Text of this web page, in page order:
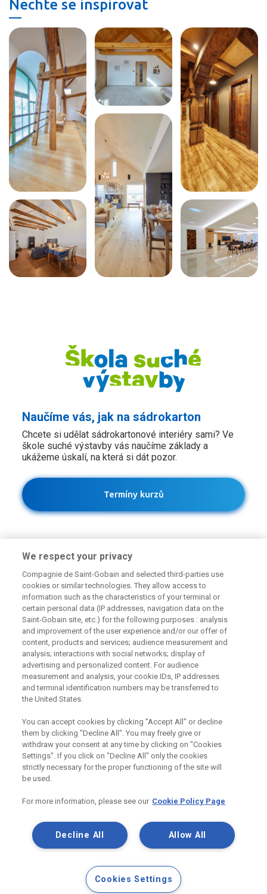
Nechte se inspirovat
Naučíme vás, jak na sádrokarton
Chcete si udělat sádrokartonové interiéry sami? Ve
škole suché výstavby vás naučíme základy a
ukážeme úskalí, na která si dát pozor.
Termíny kurzů
Potřebujete poradit?
Máte dotaz k našim produktům, či jejich využití v
konstrukcích? Neváhejte nás kontaktovat.
Centrum technické podpory
Odebírejte náš newsletter
Užitečné odkazy
Souhlas se zpracováním osobních údajů a cookies
Souhlas se zpracováním osobních údajů k marketingovým
We respect your privacy
Compagnie de Saint-Gobain and selected third-parties use
cookies or similar technologies. They allow access to
information such as the characteristics of your terminal or
certain personal data (IP addresses, navigation data on the
Saint-Gobain site, etc.) for the following purposes : analysis
and improvement of the user experience and/or our offer of
content, products and services; audience measurement and
analysis; interactions with social networks; display of
advertising and personalized content. For audience
measurement and analysis, your cookie IDs, IP addresses
and terminal identification numbers may be transferred to
the United States.
You can accept cookies by clicking "Accept All" or decline
them by clicking "Decline All". You may freely give or
withdraw your consent at any time by clicking on "Cookies
Settings". If you click on "Decline All" only the cookies
strictly necessary for the proper functioning of the site will
be used.
For more information, please see our Cookie Policy Page
Allow All
Decline All
Cookies Settings